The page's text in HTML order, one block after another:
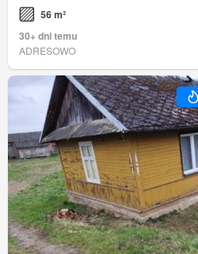
56 m²
30+ dni temu
ADRESOWO